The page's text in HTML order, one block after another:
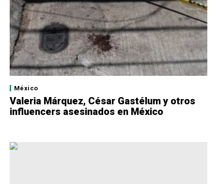
México
Valeria Márquez, César Gastélum y otros
influencers asesinados en México